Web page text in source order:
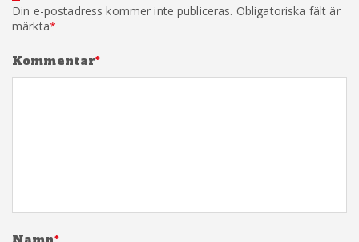
Din e-postadress kommer inte publiceras. Obligatoriska fält är
märkta*
Kommentar*